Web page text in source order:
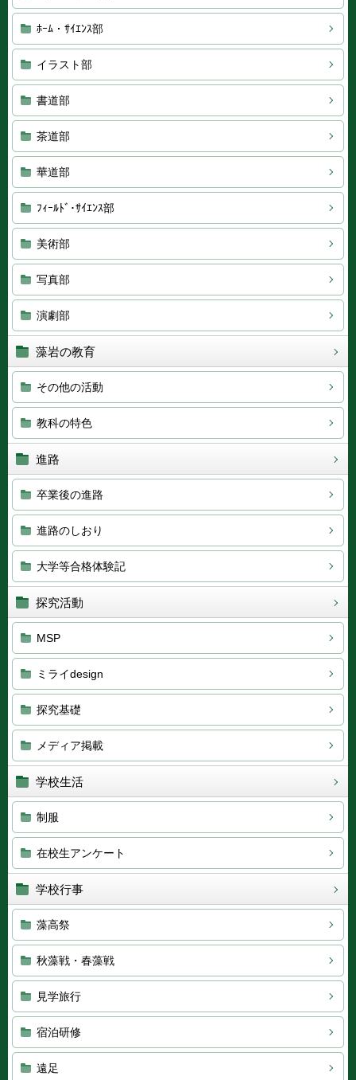
ﾎｰﾑ・ｻｲｴﾝｽ部
イラスト部
書道部
茶道部
華道部
ﾌｨｰﾙﾄﾞ･ｻｲｴﾝｽ部
美術部
写真部
演劇部
藻岩の教育
その他の活動
教科の特色
進路
卒業後の進路
進路のしおり
大学等合格体験記
探究活動
MSP
ミライdesign
探究基礎
メディア掲載
学校生活
制服
在校生アンケート
学校行事
藻高祭
秋藻戦・春藻戦
見学旅行
宿泊研修
遠足